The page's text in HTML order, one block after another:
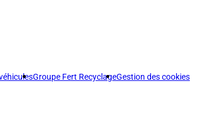
Groupe Fert RecyclageGestion des cookies